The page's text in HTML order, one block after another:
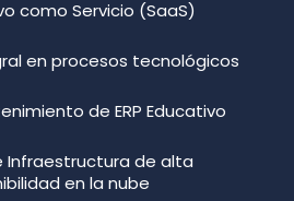
como Servicio (SaaS)
en procesos tecnológicos
de ERP Educativo
Infraestructura de alta
en la nube